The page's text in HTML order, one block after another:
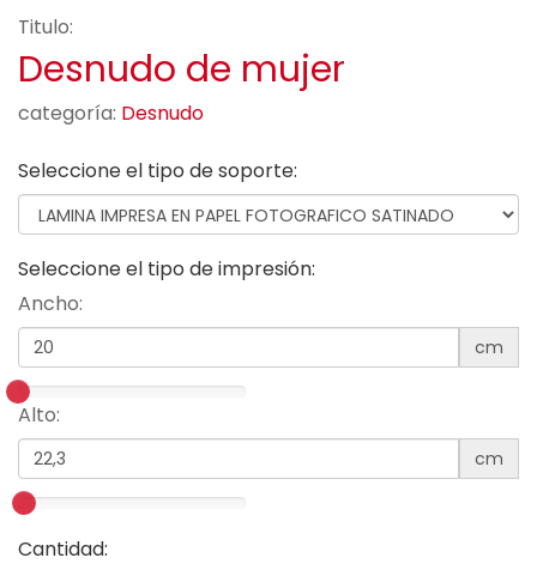
Titulo:
Desnudo de mujer
categoría: Desnudo
Seleccione el tipo de soporte:
Seleccione el tipo de impresión:
Ancho:
cm
Alto:
cm
Cantidad: